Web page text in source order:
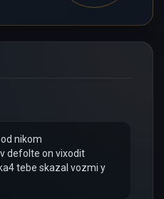
nikom
defolte on vixodit
tebe skazal vozmi y